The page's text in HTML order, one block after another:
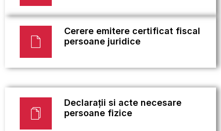
Cerere emitere certificat fiscal
persoane juridice
Declarații si acte necesare
persoane fizice